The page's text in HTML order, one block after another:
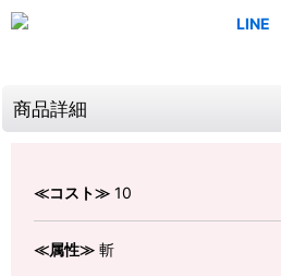
商品詳細
≪コスト≫ 10
≪属性≫ 斬